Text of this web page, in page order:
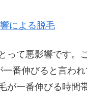
による脱毛
って悪影響です。
番伸びると言わ
が一番伸びる時間